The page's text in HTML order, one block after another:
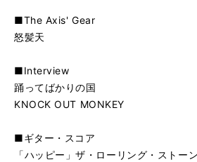
■The Axis' Gear
怒髪天
■Interview
踊ってばかりの国
KNOCK OUT MONKEY
■ギター・スコア
「ハッピー」ザ・ローリング・スト